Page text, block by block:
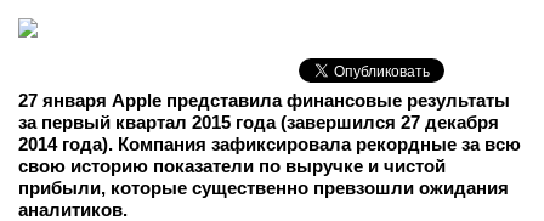
Lifestyle
Мероприятия
27 января Apple представила финансовые результаты
за первый квартал 2015 года (завершился 27 декабря
2014 года). Компания зафиксировала рекордные за всю
свою историю показатели по выручке и чистой
прибыли, которые существенно превзошли ожидания
аналитиков.